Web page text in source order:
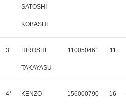
SATOSHI
KOBASHI
3° HIROSHI
TAKAYASU
110050461 11
4° KENZO 156000790 16